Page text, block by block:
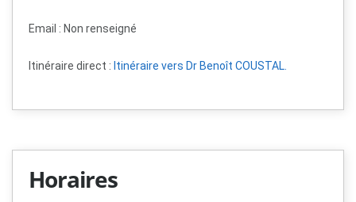
Email : Non renseigné
Itinéraire direct : Itinéraire vers Dr Benoît COUSTAL.
Horaires